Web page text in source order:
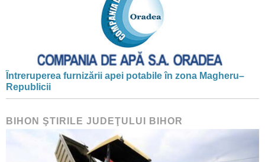
Întreruperea furnizării apei potabile în zona Magheru–
Republicii
BIHON ŞTIRILE JUDEŢULUI BIHOR